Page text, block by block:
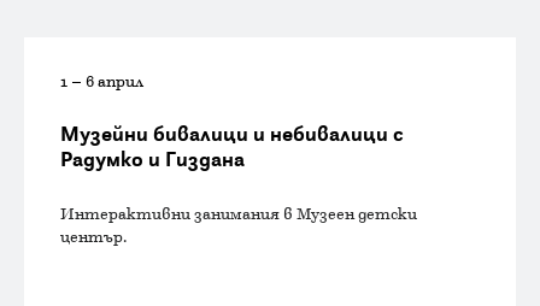
1 – 6 април
Музейни бивалици и небивалици с
Радумко и Гиздана
Интерактивни занимания в Музеен детски
център.